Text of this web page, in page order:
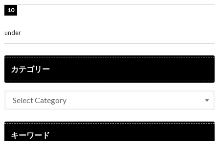
under
カテゴリー
キーワード